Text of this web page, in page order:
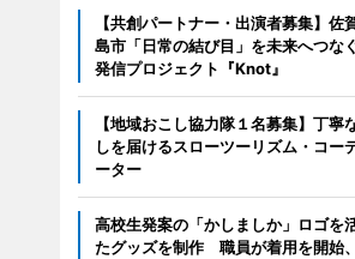
【共創パートナー・出演者募集】佐
島市「日常の結び目」を未来へつな
発信プロジェクト『Knot』
【地域おこし協力隊１名募集】丁寧
しを届けるスローツーリズム・コー
ーター
高校生発案の「かしましか」ロゴを
たグッズを制作 職員が着用を開始